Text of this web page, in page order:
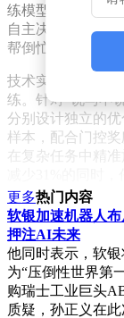
练模型判断建议
自主决定是否提
帮倒忙时，模型会
技术实现层面，
练。针对"说与不
分别设计独立的
样本，配合门控
在复杂任务中精
在包含812个网页
显著优势。面对
基础模型的14.6%
升幅度达23.8个
弃权率超过70%
形成精准的智能
更多热门内容
软银加速机器人
押注AI未来
他同时表示，软
为“压倒性世界第
购瑞士工业巨头
质疑，孙正义在